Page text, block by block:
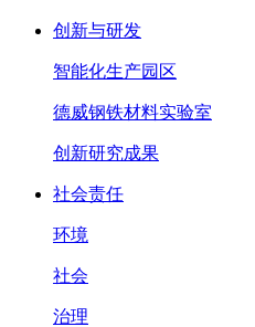
创新与研发
智能化生产园区
德威钢铁材料实验室
创新研究成果
社会责任
环境
社会
治理